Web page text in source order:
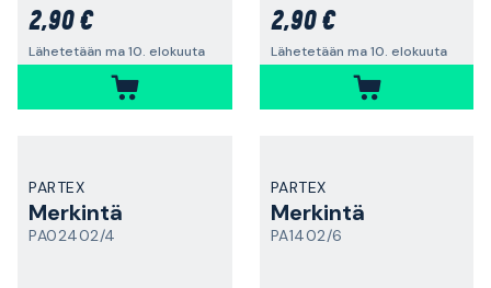
2,90 €
Lähetetään ma 10. elokuuta
2,90 €
Lähetetään ma 10. elokuuta
PARTEX
Merkintä
PA02402/4
PARTEX
Merkintä
PA1402/6